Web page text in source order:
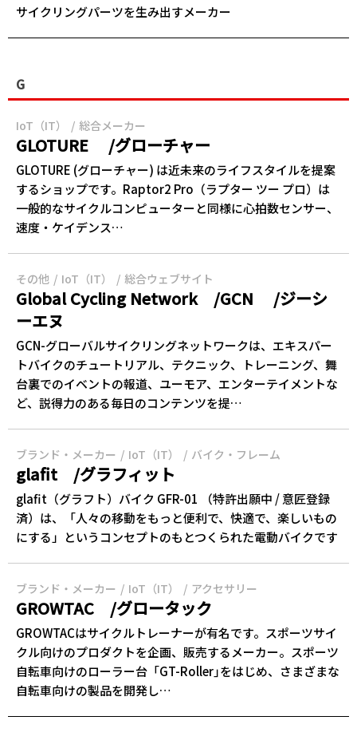
サイクリングパーツを生み出すメーカー
G
IoT（IT） 総合メーカー
GLOTURE /グローチャー
GLOTURE (グローチャー) は近未来のライフスタイルを提案
するショップです。Raptor2 Pro（ラプター ツー プロ）は
一般的なサイクルコンピューターと同様に心拍数センサー、
速度・ケイデンス…
その他 IoT（IT） 総合ウェブサイト
Global Cycling Network /GCN /ジーシ
ーエヌ
GCN-グローバルサイクリングネットワークは、エキスパー
トバイクのチュートリアル、テクニック、トレーニング、舞
台裏でのイベントの報道、ユーモア、エンターテイメントな
ど、説得力のある毎日のコンテンツを提…
ブランド・メーカー IoT（IT） バイク・フレーム
glafit /グラフィット
glafit（グラフト）バイク GFR-01 （特許出願中 / 意匠登録
済）は、「人々の移動をもっと便利で、快適で、楽しいもの
にする」というコンセプトのもとつくられた電動バイクです
ブランド・メーカー IoT（IT） アクセサリー
GROWTAC /グロータック
GROWTACはサイクルトレーナーが有名です。スポーツサイ
クル向けのプロダクトを企画、販売するメーカー。スポーツ
自転車向けのローラー台「GT-Roller｣をはじめ、さまざまな
自転車向けの製品を開発し…